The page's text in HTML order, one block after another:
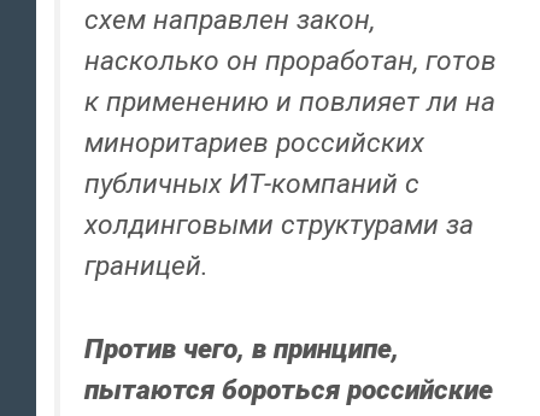
схем направлен закон,
насколько он проработан, готов
к применению и повлияет ли на
миноритариев российских
публичных ИТ-компаний с
холдинговыми структурами за
границей.
Против чего, в принципе,
пытаются бороться российские